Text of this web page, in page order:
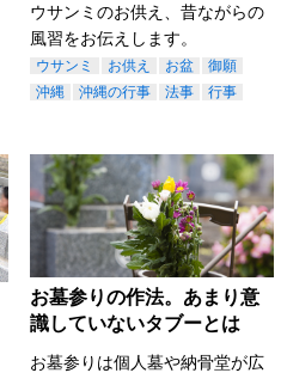
ウサンミのお供え、昔ながらの
風習をお伝えします。
ウサンミ お供え お盆
御願
沖縄
沖縄の行事 法事 行事
お墓参りの作法。あまり意
識していないタブーとは
お墓参りは個人墓や納骨堂が広